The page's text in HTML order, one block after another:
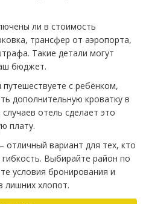
ли в стоимость
трансфер от аэропорта,
Такие детали могут
бюджет.
с ребёнком,
дополнительную кроватку в
отель сделает это
плату.
отличный вариант для тех, кто
Выбирайте район по
условия бронирования и
лишних хлопот.